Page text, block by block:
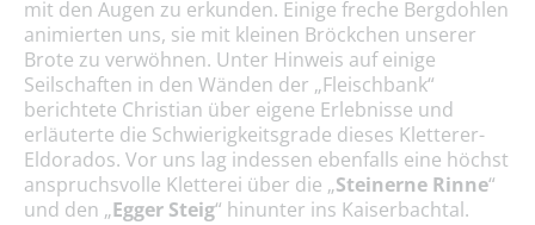
mit den Augen zu erkunden. Einige freche Bergdohlen
animierten uns, sie mit kleinen Bröckchen unserer
Brote zu verwöhnen. Unter Hinweis auf einige
Seilschaften in den Wänden der „Fleischbank“
berichtete Christian über eigene Erlebnisse und
erläuterte die Schwierigkeitsgrade dieses Kletterer-
Eldorados. Vor uns lag indessen ebenfalls eine höchst
anspruchsvolle Kletterei über die „Steinerne Rinne“
und den „Egger Steig“ hinunter ins Kaiserbachtal.